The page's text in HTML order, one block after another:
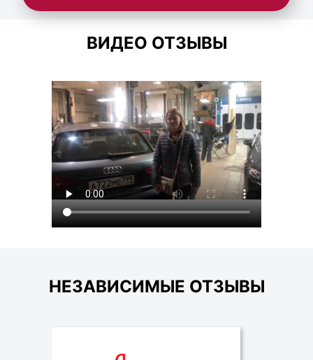
ВИДЕО ОТЗЫВЫ
НЕЗАВИСИМЫЕ ОТЗЫВЫ